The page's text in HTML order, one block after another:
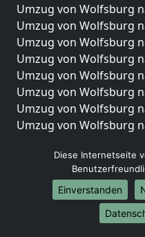
Umzug von Wolfsburg
Umzug von Wolfsburg
Umzug von Wolfsburg
Umzug von Wolfsburg
Umzug von Wolfsburg
Umzug von Wolfsburg
Umzug von Wolfsburg
Umzug von Wolfsburg
Umzug von Wolfsburg
Umzug von Wolfsburg
Umzug von Wolfsburg
Umzug von Wolfsburg
Umzug von Wolfsburg
Diese Internetseite
Einverstanden